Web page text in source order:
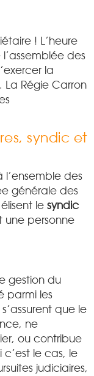
! L’heure
des
la
Régie Carron
syndic et
des
générale des
le syndic
une personne
gestion du
parmi les
que le
ne
ou contribue
le cas, le
judiciaires,